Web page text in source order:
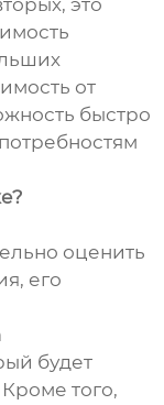
это
от
быстро
оценить
его
будет
того,